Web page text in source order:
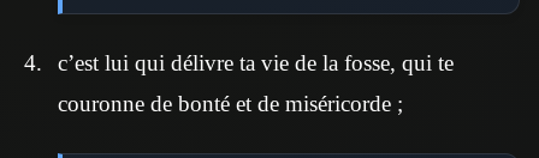
c’est lui qui délivre ta vie de la fosse, qui te
couronne de bonté et de miséricorde ;